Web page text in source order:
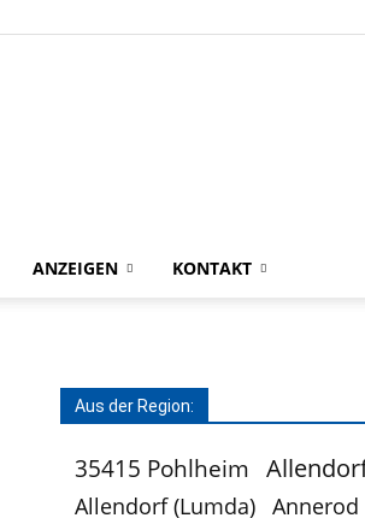
ANZEIGEN KONTAKT
Aus der Region:
35415 Pohlheim
Allendorf (Lumda) Annerod